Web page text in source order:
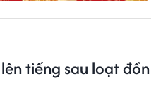
tiếng sau loạt đồn